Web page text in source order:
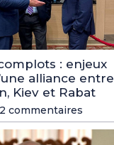
: enjeux
alliance entre
Kiev et Rabat
2 commentaires